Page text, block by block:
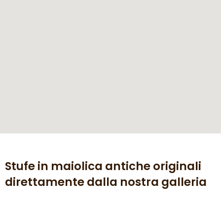
Stufe in maiolica antiche originali
direttamente dalla nostra galleria